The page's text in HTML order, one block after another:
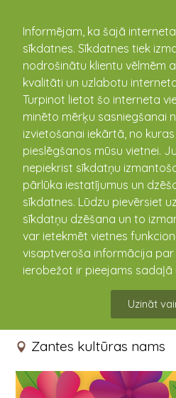
Informējam, ka šajā
sīkdatnes. Sīkdatnes tiek
nodrošinātu klientu vēlmēm
kvalitāti un uzlabotu
Turpinot lietot šo interneta
minēto mērķu sasniegšanai
izvietošanai iekārtā, no
pieslēgšanos mūsu vietnei.
nepiekrist sīkdatņu
pārlūka iestatījumus un
sīkdatnes. Lūdzu pievērsiet
sīkdatņu dzēšana un to
var ietekmēt vietnes
visaptveroša informācija
ierobežot ir pieejams sadaļā
Uzināt
kandava.lv
PASĀKUMU
KALENDĀRS
Mātes dienas
pamatskolai
15.05.2019 14:00
Zantes kultūras nams